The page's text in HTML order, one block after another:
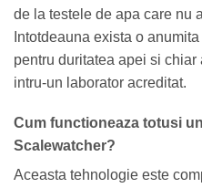
de la testele de apa care nu
Intotdeauna exista o
pentru duritatea apei si
intru-un laborator acreditat.
Cum functioneaza totusi
Scalewatcher?
Aceasta tehnologie este